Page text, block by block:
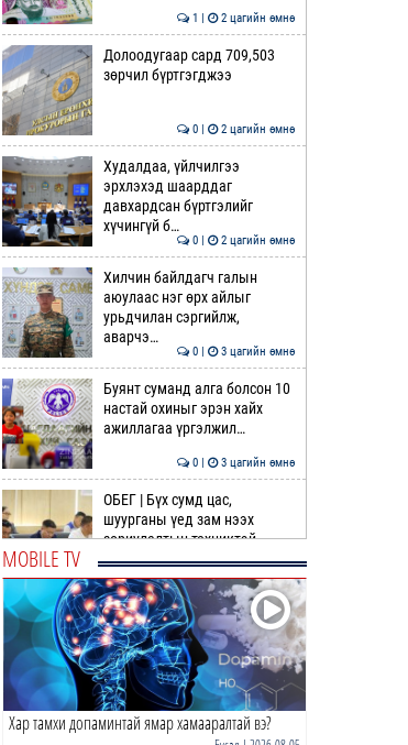
1 | 2 цагийн өмнө
Долоодугаар сард 709,503
зөрчил бүртгэгджээ
0 | 2 цагийн өмнө
Худалдаа, үйлчилгээ
эрхлэхэд шаарддаг
давхардсан бүртгэлийг
хүчингүй б…
0 | 2 цагийн өмнө
Хилчин байлдагч галын
аюулаас нэг өрх айлыг
урьдчилан сэргийлж,
аварчэ…
0 | 3 цагийн өмнө
Буянт суманд алга болсон 10
настай охиныг эрэн хайх
ажиллагаа үргэлжил…
0 | 3 цагийн өмнө
ОБЕГ | Бүх сумд цас,
шуурганы үед зам нээх
зориулалтын техниктэй
болсо…
Өнөөдөр гурван дүүрэгт
ЦАХИЛГААН ХЯЗГААРЛАНА
0 | 4 цагийн өмнө
Идэр, Тэс, Эг, Үүр голын
MOBILE TV
Хар тамхи допаминтай ямар хамааралтай вэ?